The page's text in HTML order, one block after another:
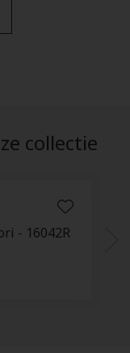
collectie
- 16042R